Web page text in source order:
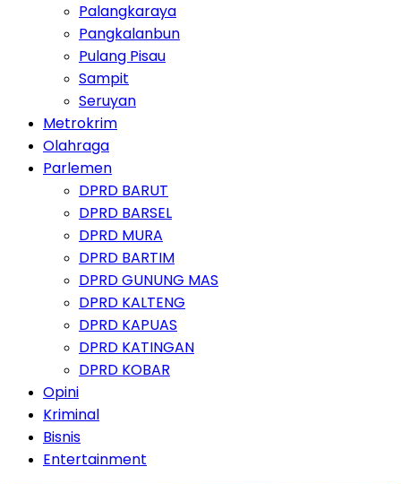
Palangkaraya
Pangkalanbun
Pulang Pisau
Sampit
Seruyan
Metrokrim
Olahraga
Parlemen
DPRD BARUT
DPRD BARSEL
DPRD MURA
DPRD BARTIM
DPRD GUNUNG MAS
DPRD KALTENG
DPRD KAPUAS
DPRD KATINGAN
DPRD KOBAR
Opini
Kriminal
Bisnis
Entertainment